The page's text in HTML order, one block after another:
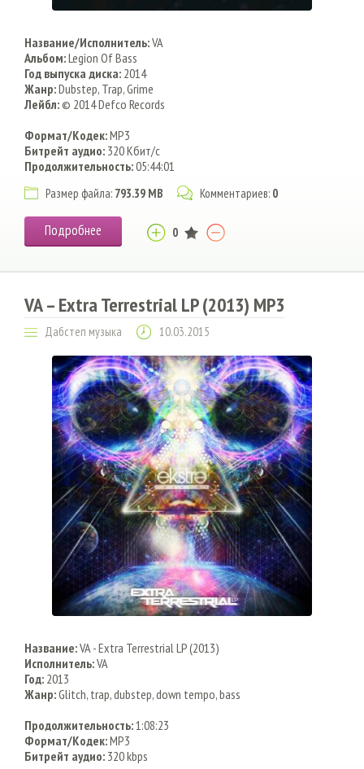
Название/Исполнитель:VA
Альбом:Legion Of Bass
Год выпуска диска: 2014
Жанр:Dubstep, Trap, Grime
Лейбл:© 2014 Defco Records
Формат/Кодек:MP3
Битрейт аудио: 320 Кбит/c
Продолжительность:05:44:01
Размер файла: 793.39 MB Комментариев: 0
Подробнее 0
VA – Extra Terrestrial LP (2013) MP3
Дабстеп музыка 10.03.2015
Название:VA - Extra Terrestrial LP (2013)
Исполнитель:VA
Год: 2013
Жанр:Glitch, trap, dubstep, down tempo, bass
Продолжительность:1:08:23
Формат/Кодек:MP3
Битрейт аудио: 320 kbps